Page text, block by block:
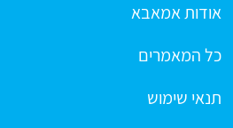
אודות אמאבא
כל המאמרים
תנאי שימוש